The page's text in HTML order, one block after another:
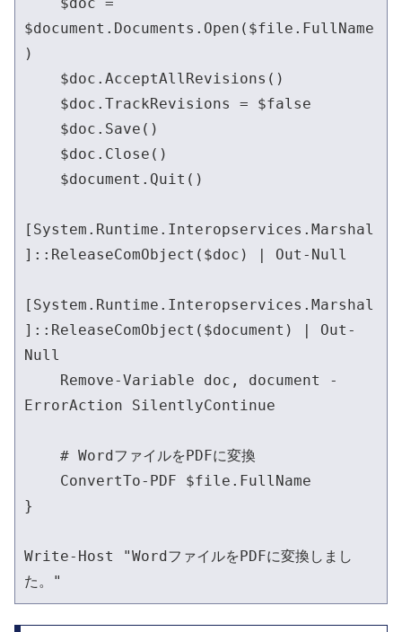
$document.Documents.Open($file.FullName
)
[System.Runtime.Interopservices.Marshal
]::ReleaseComObject($doc) | Out-Null
[System.Runtime.Interopservices.Marshal
]::ReleaseComObject($document) | Out-
Null
ErrorAction SilentlyContinue
}
Write-Host "WordファイルをPDFに変換しまし
た。"